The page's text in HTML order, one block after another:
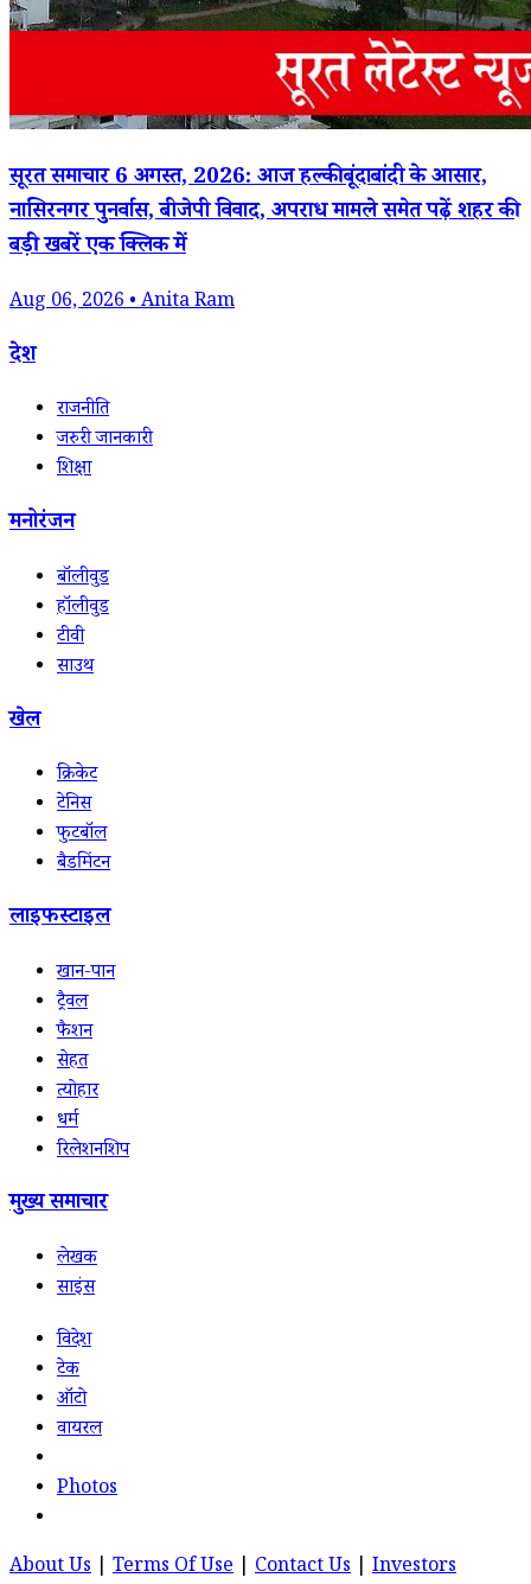
सूरत समाचार 6 अगस्त, 2026: आज हल्की बूंदाबांदी के आसार,
नासिरनगर पुनर्वास, बीजेपी विवाद, अपराध मामले समेत पढ़ें शहर की
बड़ी खबरें एक क्लिक में
Aug 06, 2026 • Anita Ram
देश
राजनीति
जरुरी जानकारी
शिक्षा
मनोरंजन
बॉलीवुड
हॉलीवुड
टीवी
साउथ
खेल
क्रिकेट
टेनिस
फुटबॉल
बैडमिंटन
लाइफस्टाइल
खान-पान
ट्रैवल
फैशन
सेहत
त्योहार
धर्म
रिलेशनशिप
मुख्य समाचार
लेखक
साइंस
विदेश
टेक
ऑटो
वायरल
Photos
About Us Terms Of Use Contact Us
Investors